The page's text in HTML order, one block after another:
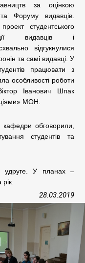
за оцінкою
Форуму видавців.
студентського
видавців і
відгукнулися
та самі видавці. У
працювати з
особливості роботи
Іванович Шпак
МОН.
кафедри обговорили,
студентів та
удруге. У планах –
28.03.2019